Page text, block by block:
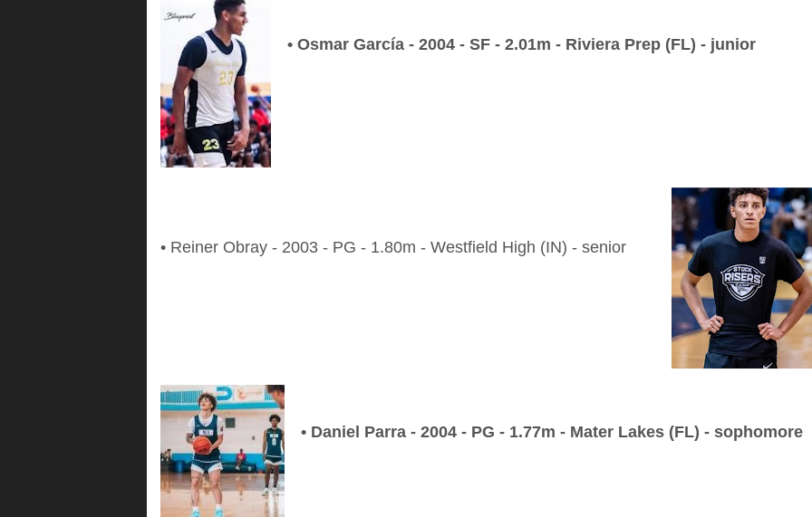
• Osmar García - 2004 - SF - 2.01m - Riviera Prep (FL) - junior
• Reiner Obray - 2003 - PG - 1.80m - Westfield High (IN) - senior
• Daniel Parra - 2004 - PG - 1.77m - Mater Lakes (FL) - sophomore